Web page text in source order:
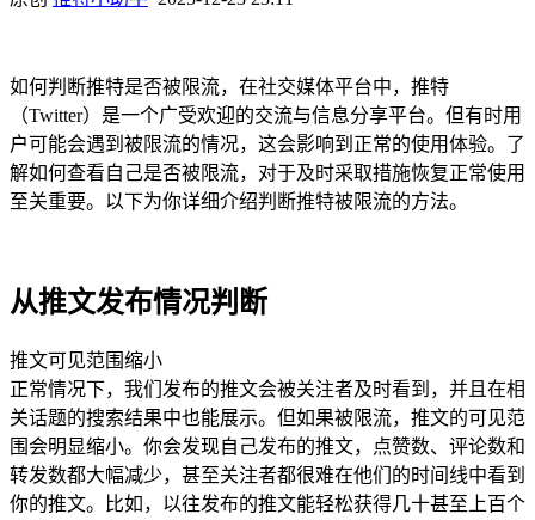
如何判断推特是否被限流，在社交媒体平台中，推特
（Twitter）是一个广受欢迎的交流与信息分享平台。但有时用
户可能会遇到被限流的情况，这会影响到正常的使用体验。了
解如何查看自己是否被限流，对于及时采取措施恢复正常使用
至关重要。以下为你详细介绍判断推特被限流的方法。
从推文发布情况判断
推文可见范围缩小
正常情况下，我们发布的推文会被关注者及时看到，并且在相
关话题的搜索结果中也能展示。但如果被限流，推文的可见范
围会明显缩小。你会发现自己发布的推文，点赞数、评论数和
转发数都大幅减少，甚至关注者都很难在他们的时间线中看到
你的推文。比如，以往发布的推文能轻松获得几十甚至上百个